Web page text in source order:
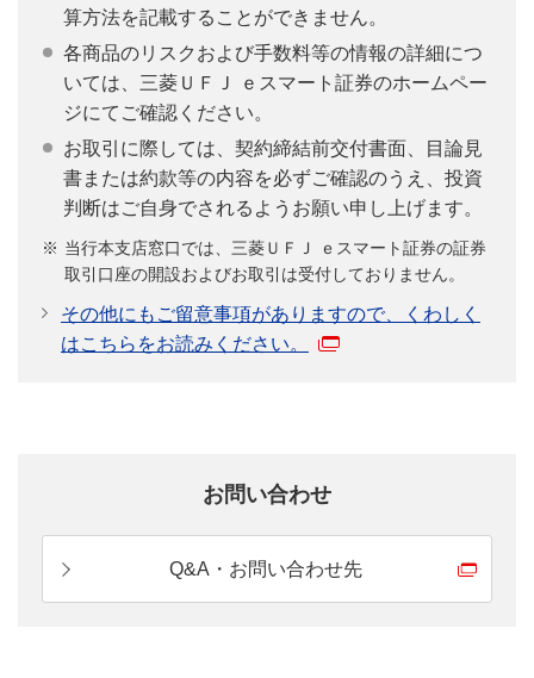
算方法を記載することができません。
各商品のリスクおよび手数料等の情報の詳細につ
いては、三菱ＵＦＪ ｅスマート証券のホームペー
ジにてご確認ください。
お取引に際しては、契約締結前交付書面、目論見
書または約款等の内容を必ずご確認のうえ、投資
判断はご自身でされるようお願い申し上げます。
当行本支店窓口では、三菱ＵＦＪ ｅスマート証券の証券
取引口座の開設およびお取引は受付しておりません。
その他にもご留意事項がありますので、くわしく
はこちらをお読みください。
お問い合わせ
Q&A・お問い合わせ先